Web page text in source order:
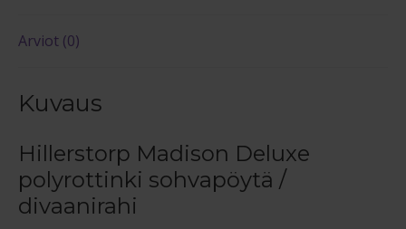
Arviot (0)
Kuvaus
Hillerstorp Madison Deluxe
polyrottinki sohvapöytä /
divaanirahi